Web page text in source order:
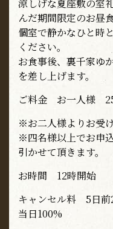
涼しげな夏座敷の室
んだ期間限定のお昼
個室で静かなひと時
ください。
お食事後、裏千家ゆ
を差し上げます。
ご料金 お一人様
※お二人様よりお受け
※四名様以上でお申
引かせて頂きます。
お時間 12時開始
キャンセル料 5日前
当日100%